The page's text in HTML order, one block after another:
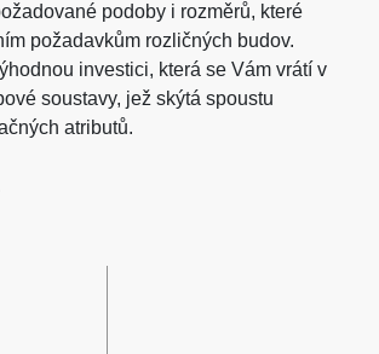
podoby i rozměrů, které
požadavkům rozličných budov.
investici, která se Vám vrátí v
soustavy, jež skýtá spoustu
atributů.